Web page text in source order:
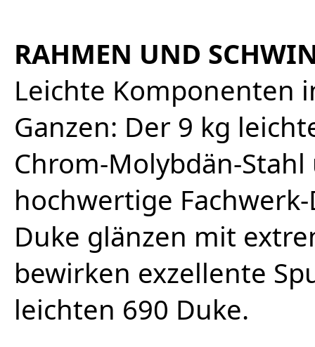
RAHMEN UND
Leichte Komponenten
Ganzen: Der 9 kg
Chrom-Molybdän-
hochwertige
Duke glänzen mit
bewirken exzellente
leichten 690 Duke.